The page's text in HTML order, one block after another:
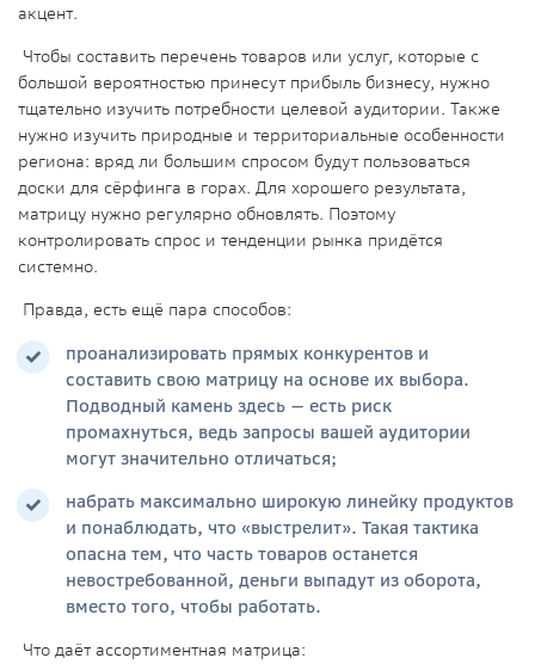
акцент.
Чтобы составить перечень товаров или услуг, которые с
большой вероятностью принесут прибыль бизнесу, нужно
тщательно изучить потребности целевой аудитории. Также
нужно изучить природные и территориальные особенности
региона: вряд ли большим спросом будут пользоваться
доски для сёрфинга в горах. Для хорошего результата,
матрицу нужно регулярно обновлять. Поэтому
контролировать спрос и тенденции рынка придётся
системно.
Правда, есть ещё пара способов:
проанализировать прямых конкурентов и
составить свою матрицу на основе их выбора.
Подводный камень здесь — есть риск
промахнуться, ведь запросы вашей аудитории
могут значительно отличаться;
набрать максимально широкую линейку продуктов
и понаблюдать, что «выстрелит». Такая тактика
опасна тем, что часть товаров останется
невостребованной, деньги выпадут из оборота,
вместо того, чтобы работать.
Что даёт ассортиментная матрица: